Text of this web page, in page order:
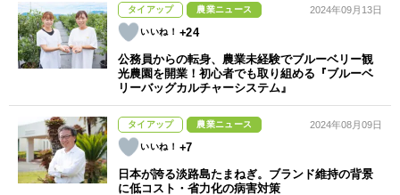
タイアップ 農業ニュース
+24
2024年09月13日
公務員からの転身、農業未経験でブルーベリー観
光農園を開業！初心者でも取り組める『ブルーベ
リーバッグカルチャーシステム』
タイアップ 農業ニュース
+7
2024年08月09日
日本が誇る淡路島たまねぎ。ブランド維持の背景
に低コスト・省力化の病害対策